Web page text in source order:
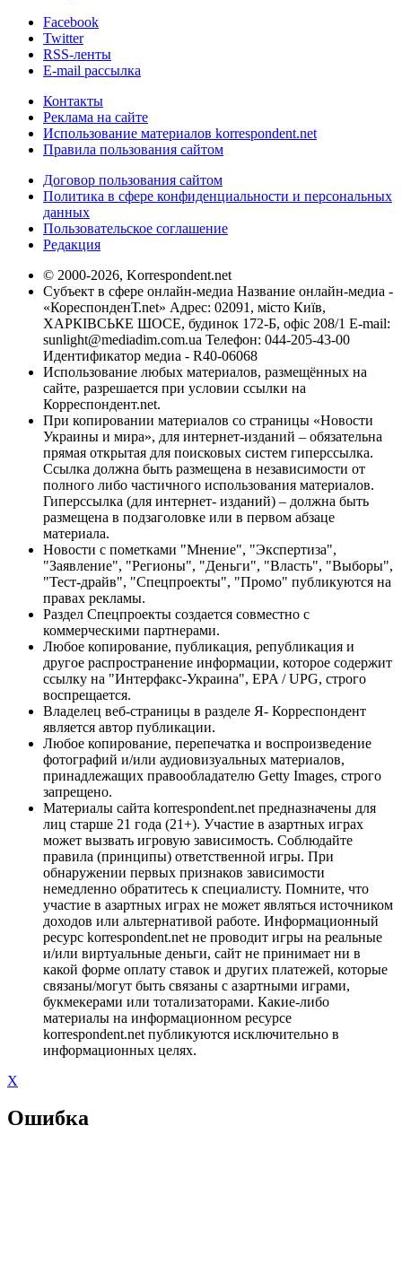
Facebook
Twitter
RSS-ленты
E-mail рассылка
Контакты
Реклама на сайте
Использование материалов korrespondent.net
Правила пользования сайтом
Договор пользования сайтом
Политика в сфере конфиденциальности и персональных
данных
Пользовательское соглашение
Редакция
© 2000-2026, Korrespondent.net
Субъект в сфере онлайн-медиа Название онлайн-медиа -
«КореспонденТ.net» Адрес: 02091, місто Київ,
ХАРКІВСЬКЕ ШОСЕ, будинок 172-Б, офіс 208/1 E-mail:
sunlight@mediadim.com.ua Телефон: 044-205-43-00
Идентификатор медиа - R40-06068
Использование любых материалов, размещённых на
сайте, разрешается при условии ссылки на
Корреспондент.net.
При копировании материалов со страницы «Новости
Украины и мира», для интернет-изданий – обязательна
прямая открытая для поисковых систем гиперссылка.
Ссылка должна быть размещена в независимости от
полного либо частичного использования материалов.
Гиперссылка (для интернет- изданий) – должна быть
размещена в подзаголовке или в первом абзаце
материала.
Новости с пометками "Мнение", "Экспертиза",
"Заявление", "Регионы", "Деньги", "Власть", "Выборы",
"Тест-драйв", "Спецпроекты", "Промо" публикуются на
правах рекламы.
Раздел Спецпроекты создается совместно с
коммерческими партнерами.
Любое копирование, публикация, републикация и
другое распространение информации, которое содержит
ссылку на "Интерфакс-Украина", EPA / UPG, строго
воспрещается.
Владелец веб-страницы в разделе Я- Корреспондент
является автор публикации.
Любое копирование, перепечатка и воспроизведение
фотографий и/или аудиовизуальных материалов,
принадлежащих правообладателю Getty Images, строго
запрещено.
Материалы сайта korrespondent.net предназначены для
лиц старше 21 года (21+). Участие в азартных играх
может вызвать игровую зависимость. Соблюдайте
правила (принципы) ответственной игры. При
обнаружении первых признаков зависимости
немедленно обратитесь к специалисту. Помните, что
участие в азартных играх не может являться источником
доходов или альтернативой работе. Информационный
ресурс korrespondent.net не проводит игры на реальные
и/или виртуальные деньги, сайт не принимает ни в
какой форме оплату ставок и других платежей, которые
связаны/могут быть связаны с азартными играми,
букмекерами или тотализаторами. Какие-либо
материалы на информационном ресурсе
korrespondent.net публикуются исключительно в
информационных целях.
X
Ошибка